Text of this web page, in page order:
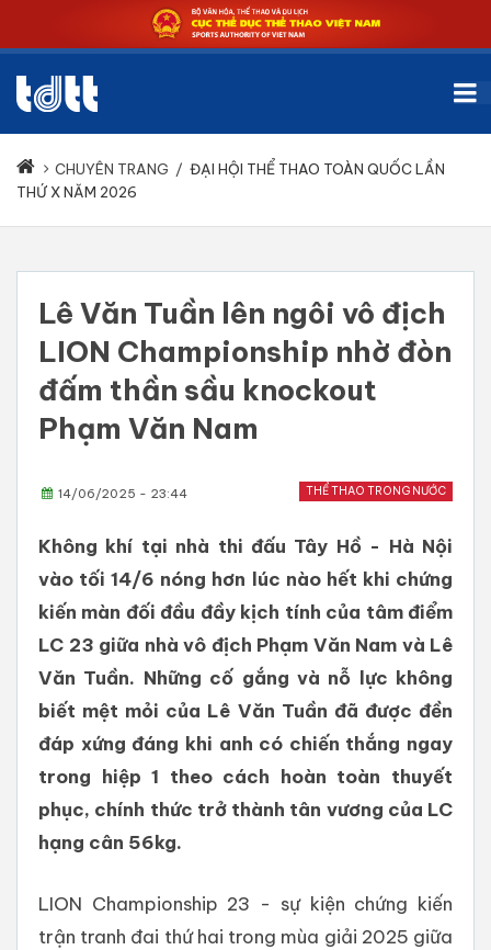
CHUYÊN TRANG / ĐẠI HỘI THỂ THAO TOÀN QUỐC LẦN
THỨ X NĂM 2026
Lê Văn Tuần lên ngôi vô địch
LION Championship nhờ đòn
đấm thần sầu knockout
Phạm Văn Nam
THỂ THAO TRONG NƯỚC
14/06/2025 - 23:44
Không khí tại nhà thi đấu Tây Hồ - Hà Nội
vào tối 14/6 nóng hơn lúc nào hết khi chứng
kiến màn đối đầu đầy kịch tính của tâm điểm
LC 23 giữa nhà vô địch Phạm Văn Nam và Lê
Văn Tuần. Những cố gắng và nỗ lực không
biết mệt mỏi của Lê Văn Tuần đã được đền
đáp xứng đáng khi anh có chiến thắng ngay
trong hiệp 1 theo cách hoàn toàn thuyết
phục, chính thức trở thành tân vương của LC
hạng cân 56kg.
LION Championship 23 - sự kiện chứng kiến
trận tranh đai thứ hai trong mùa giải 2025 giữa